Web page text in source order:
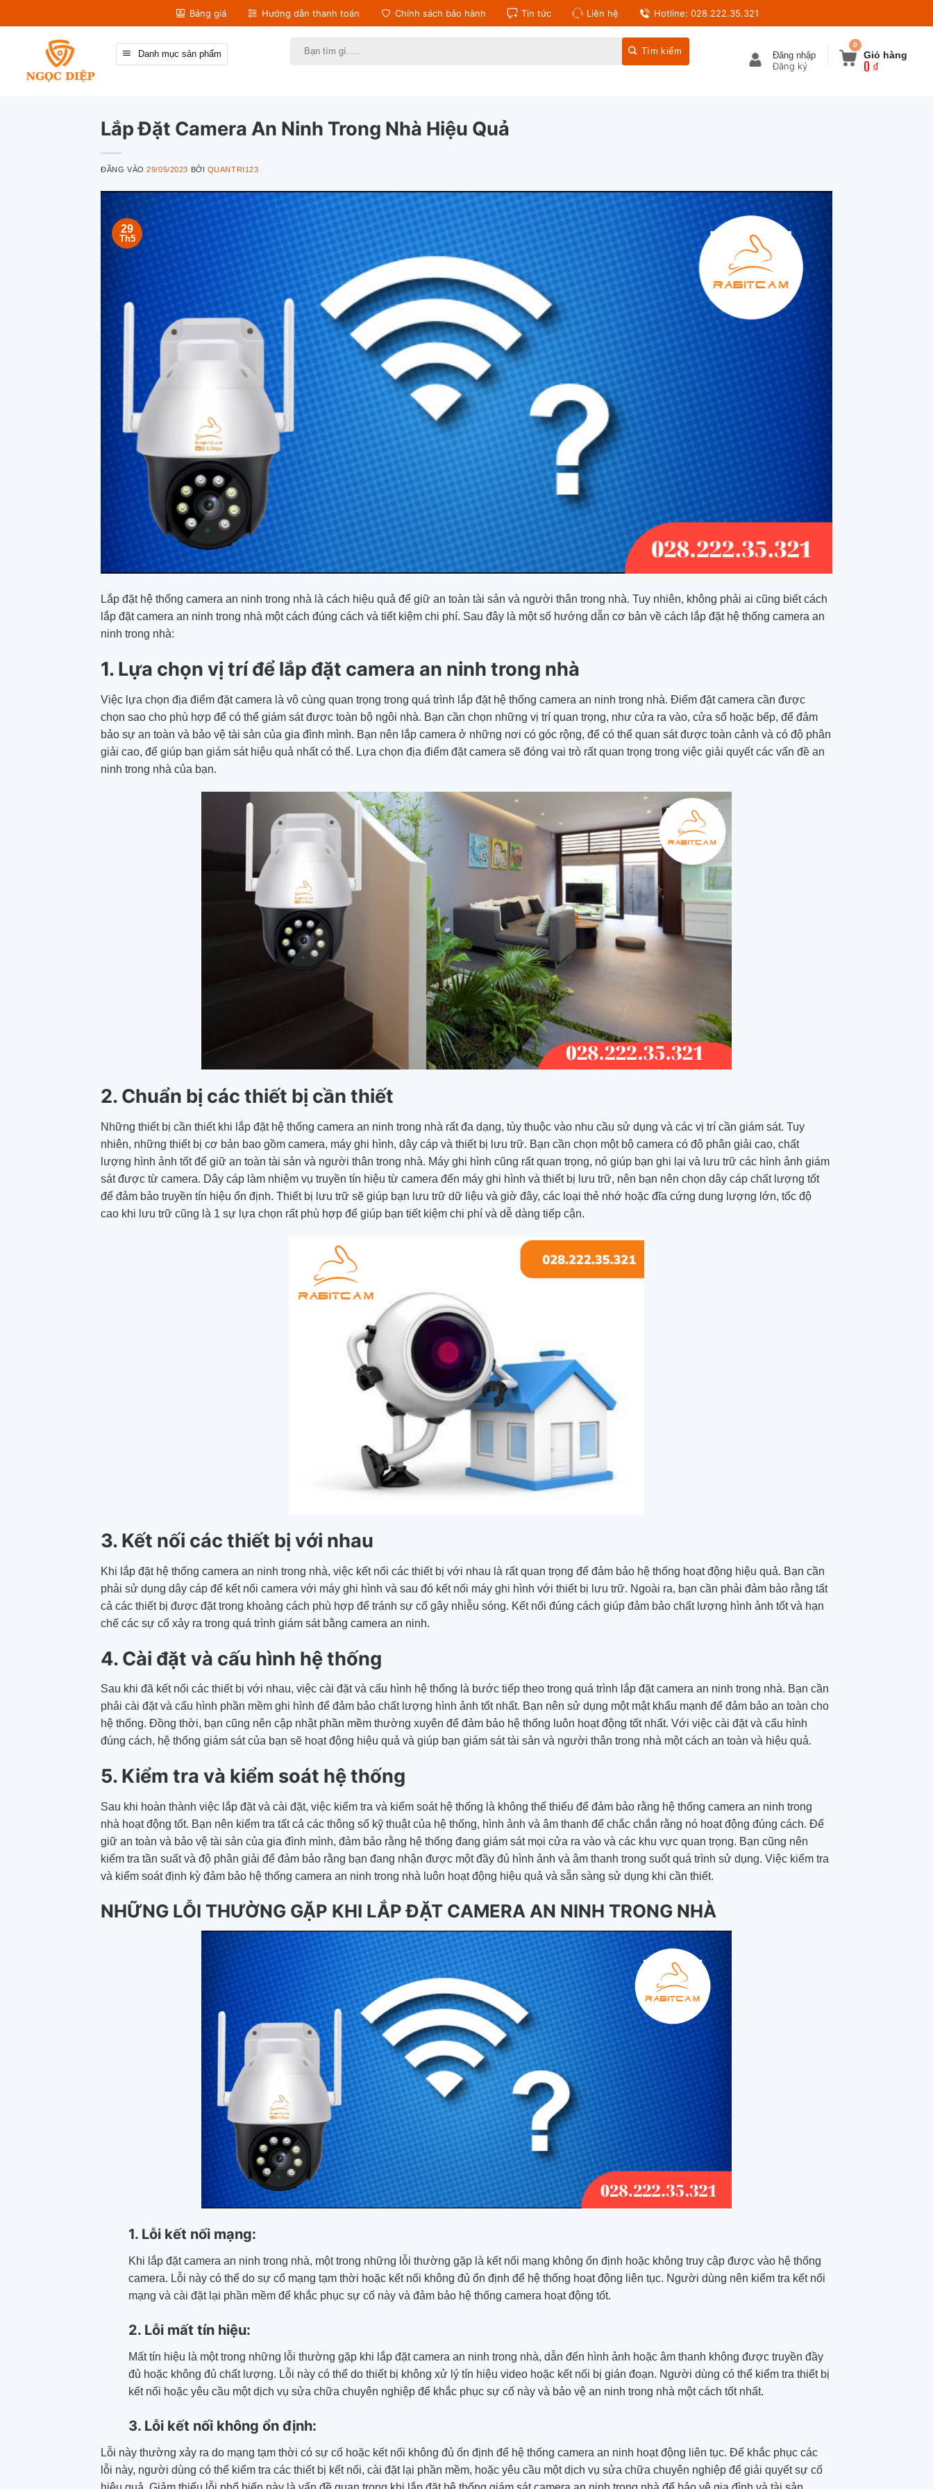
qua
Bảng giá Hướng dẫn thanh toán Chính sách bảo hành Tin tức Liên hệ Hotline: 028.222.35.321
Danh mục sản phẩm
kiếm:
Đăng nhập Giỏ hàng
0 ₫
0
Lắp Đặt Camera An Ninh Trong Nhà Hiệu Quả
ĐĂNG VÀO29/05/2023 BỞI QUANTRI123
29
Th5
Lắp đặt hệ thống camera an ninh trong nhà là cách hiệu quả để giữ an toàn tài sản và người thân trong nhà. Tuy nhiên, không phải ai cũng biết cách
lắp đặt camera an ninh trong nhà một cách đúng cách và tiết kiệm chi phí. Sau đây là một số hướng dẫn cơ bản về cách lắp đặt hệ thống camera an
ninh trong nhà:
1. Lựa chọn vị trí để lắp đặt camera an ninh trong nhà
Việc lựa chọn địa điểm đặt camera là vô cùng quan trọng trong quá trình lắp đặt hệ thống camera an ninh trong nhà. Điểm đặt camera cần được
chọn sao cho phù hợp để có thể giám sát được toàn bộ ngôi nhà. Bạn cần chọn những vị trí quan trọng, như cửa ra vào, cửa sổ hoặc bếp, để đảm
bảo sự an toàn và bảo vệ tài sản của gia đình mình. Bạn nên lắp camera ở những nơi có góc rộng, để có thể quan sát được toàn cảnh và có độ phân
giải cao, để giúp bạn giám sát hiệu quả nhất có thể. Lựa chọn địa điểm đặt camera sẽ đóng vai trò rất quan trọng trong việc giải quyết các vấn đề an
ninh trong nhà của bạn.
2. Chuẩn bị các thiết bị cần thiết
Những thiết bị cần thiết khi lắp đặt hệ thống camera an ninh trong nhà rất đa dạng, tùy thuộc vào nhu cầu sử dụng và các vị trí cần giám sát. Tuy
nhiên, những thiết bị cơ bản bao gồm camera, máy ghi hình, dây cáp và thiết bị lưu trữ. Bạn cần chọn một bộ camera có độ phân giải cao, chất
lượng hình ảnh tốt để giữ an toàn tài sản và người thân trong nhà. Máy ghi hình cũng rất quan trọng, nó giúp bạn ghi lại và lưu trữ các hình ảnh giám
sát được từ camera. Dây cáp làm nhiệm vụ truyền tín hiệu từ camera đến máy ghi hình và thiết bị lưu trữ, nên bạn nên chọn dây cáp chất lượng tốt
để đảm bảo truyền tín hiệu ổn định. Thiết bị lưu trữ sẽ giúp bạn lưu trữ dữ liệu và giờ đây, các loại thẻ nhớ hoặc đĩa cứng dung lượng lớn, tốc độ
cao khi lưu trữ cũng là 1 sự lựa chọn rất phù hợp để giúp bạn tiết kiệm chi phí và dễ dàng tiếp cận.
3. Kết nối các thiết bị với nhau
Khi lắp đặt hệ thống camera an ninh trong nhà, việc kết nối các thiết bị với nhau là rất quan trọng để đảm bảo hệ thống hoạt động hiệu quả. Bạn cần
phải sử dụng dây cáp để kết nối camera với máy ghi hình và sau đó kết nối máy ghi hình với thiết bị lưu trữ. Ngoài ra, bạn cần phải đảm bảo rằng tất
cả các thiết bị được đặt trong khoảng cách phù hợp để tránh sự cố gây nhiễu sóng. Kết nối đúng cách giúp đảm bảo chất lượng hình ảnh tốt và hạn
chế các sự cố xảy ra trong quá trình giám sát bằng camera an ninh.
4. Cài đặt và cấu hình hệ thống
Sau khi đã kết nối các thiết bị với nhau, việc cài đặt và cấu hình hệ thống là bước tiếp theo trong quá trình lắp đặt camera an ninh trong nhà. Bạn cần
phải cài đặt và cấu hình phần mềm ghi hình để đảm bảo chất lượng hình ảnh tốt nhất. Bạn nên sử dụng một mật khẩu mạnh để đảm bảo an toàn cho
hệ thống. Đồng thời, bạn cũng nên cập nhật phần mềm thường xuyên để đảm bảo hệ thống luôn hoạt động tốt nhất. Với việc cài đặt và cấu hình
đúng cách, hệ thống giám sát của bạn sẽ hoạt động hiệu quả và giúp bạn giám sát tài sản và người thân trong nhà một cách an toàn và hiệu quả.
5. Kiểm tra và kiểm soát hệ thống
Sau khi hoàn thành việc lắp đặt và cài đặt, việc kiểm tra và kiểm soát hệ thống là không thể thiếu để đảm bảo rằng hệ thống camera an ninh trong
nhà hoạt động tốt. Bạn nên kiểm tra tất cả các thông số kỹ thuật của hệ thống, hình ảnh và âm thanh để chắc chắn rằng nó hoạt động đúng cách. Để
giữ an toàn và bảo vệ tài sản của gia đình mình, đảm bảo rằng hệ thống đang giám sát mọi cửa ra vào và các khu vực quan trọng. Bạn cũng nên
kiểm tra tần suất và độ phân giải để đảm bảo rằng bạn đang nhận được một đầy đủ hình ảnh và âm thanh trong suốt quá trình sử dụng. Việc kiểm tra
và kiểm soát định kỳ đảm bảo hệ thống camera an ninh trong nhà luôn hoạt động hiệu quả và sẵn sàng sử dụng khi cần thiết.
NHỮNG LỖI THƯỜNG GẶP KHI LẮP ĐẶT CAMERA AN NINH TRONG NHÀ
1. Lỗi kết nối mạng:
Khi lắp đặt camera an ninh trong nhà, một trong những lỗi thường gặp là kết nối mạng không ổn định hoặc không truy cập được vào hệ thống
camera. Lỗi này có thể do sự cố mạng tạm thời hoặc kết nối không đủ ổn định để hệ thống hoạt động liên tục. Người dùng nên kiểm tra kết nối
mạng và cài đặt lại phần mềm để khắc phục sự cố này và đảm bảo hệ thống camera hoạt động tốt.
2. Lỗi mất tín hiệu:
Mất tín hiệu là một trong những lỗi thường gặp khi lắp đặt camera an ninh trong nhà, dẫn đến hình ảnh hoặc âm thanh không được truyền đầy
đủ hoặc không đủ chất lượng. Lỗi này có thể do thiết bị không xử lý tín hiệu video hoặc kết nối bị gián đoạn. Người dùng có thể kiểm tra thiết bị
kết nối hoặc yêu cầu một dịch vụ sửa chữa chuyên nghiệp để khắc phục sự cố này và bảo vệ an ninh trong nhà một cách tốt nhất.
3. Lỗi kết nối không ổn định:
Lỗi này thường xảy ra do mạng tạm thời có sự cố hoặc kết nối không đủ ổn định để hệ thống camera an ninh hoạt động liên tục. Để khắc phục các
lỗi này, người dùng có thể kiểm tra các thiết bị kết nối, cài đặt lại phần mềm, hoặc yêu cầu một dịch vụ sửa chữa chuyên nghiệp để giải quyết sự cố